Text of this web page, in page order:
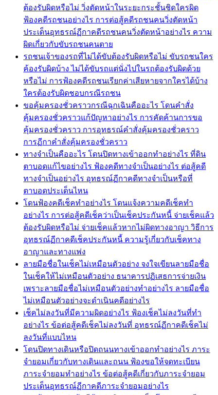
ต้องรับผิดหรือไม่ วิ่งตัดหน้าในระยะกระชั้นชิดใครผิด
ฟ้องคดีรถชนอย่างไร การต่อสู้คดีรถชนคนวิ่งตัดหน้า
ประเด็นอุทธรณ์ฏีกาคดีรถชนคนวิ่งตัดหน้าอย่างไร ความ
ผิดเกี่ยวกับขับรถชนคนตาย
รถชนเจ้าของรถที่ไม่ได้ขับต้องรับผิดหรือไม่ ขับรถชนใคร
ค้องรับผิดบ้าง ไม่ได้ขับรถแต่นั่งไปในรถต้องรับผิดด้วย
หรือไม่ การฟ้องคดีรถชนเรียกค่าเสียหายจากใครได้บ้าง
ใครต้องรับผิดชอบกรณีรถชน
ขอคุ้มครองชั่วคราวกรณีฉุกเฉินคืออะไร โดนคำสั่ง
คุ้มครองชั่วคราวแก้ปัญหาอย่างไร การคัดค้านการขอ
คุ้มครองชั่วคราว การอุทธรณ์คำสั่งคุ้มครองชั่วคราว
การฏีกาคำสั่งคุ้มครองชั่วคราว
ทางจำเป็นคืออะไร โดนปิดทางเข้าออกทำอย่างไร ที่ดิน
ตาบอดแก้ไขอย่างไร ฟ้องคดีทางจำเป็นอย่างไร ต่อสู้คดี
ทางจำเป็นอย่างไร อุทธรณ์ฏีกาคดีทางจำเป็นหรือที่
ตาบอดประเด็นไหน
โดนฟ้องคดีเช็คทำอย่างไร โดนแจ้งความคดีเช็คทำ
อย่างไร การต่อสู้คดีเช็คว่าเป็นเช็คประกันหนี้ จ่ายเช็คแล้ว
ต้องรับผิดหรือไม่ จ่ายเช็คแล้วหากไม่ผิดทางอาญา วิธีการ
อุทธรณ์ฏีกาคดีเช็คประกันหนี้ ความรู้เกี่ยวกับเช็คทาง
อาญาและทางแพ่ง
ลายมือชื่อในเช็คไม่เหมือนตัวอย่าง จงใจเขียนลายมือชื่อ
ในเช็คให้ไม่เหมือนตัวอย่าง ธนาคารปฏิเสธการจ่ายเงิน
เพราะลายมือชื่อไม่เหมือนตัวอย่างทำอย่างไร ลายมือชื่อ
ไม่เหมือนตัวอย่างจะดำเนินคดีอย่างไร
เช็คไม่ลงวันที่มีความผิดอย่างไร ฟ้องเช็คไม่ลงวันที่ทำ
อย่างไร ข้อต่อสู้คดีเช็คไม่ลงวันที่ อุทธรณ์ฏีกาคดีเช็คไม่
ลงวันที่แบบไหน
โดนปิดทางเดินหรือปิดถนนทางเข้าออกทำอย่างไร ภาระ
จำยอมเกี่ยวกับทางเดินและถนน ฟ้องขอให้จดทะเบียน
ภาระจำยอมทำอย่างไร ข้อต่อสู้คดีเกี่ยวกับภาระจำยอม
ประเด็นอุทธรณ์ฏีกาคดีภาระจำยอมอย่างไร